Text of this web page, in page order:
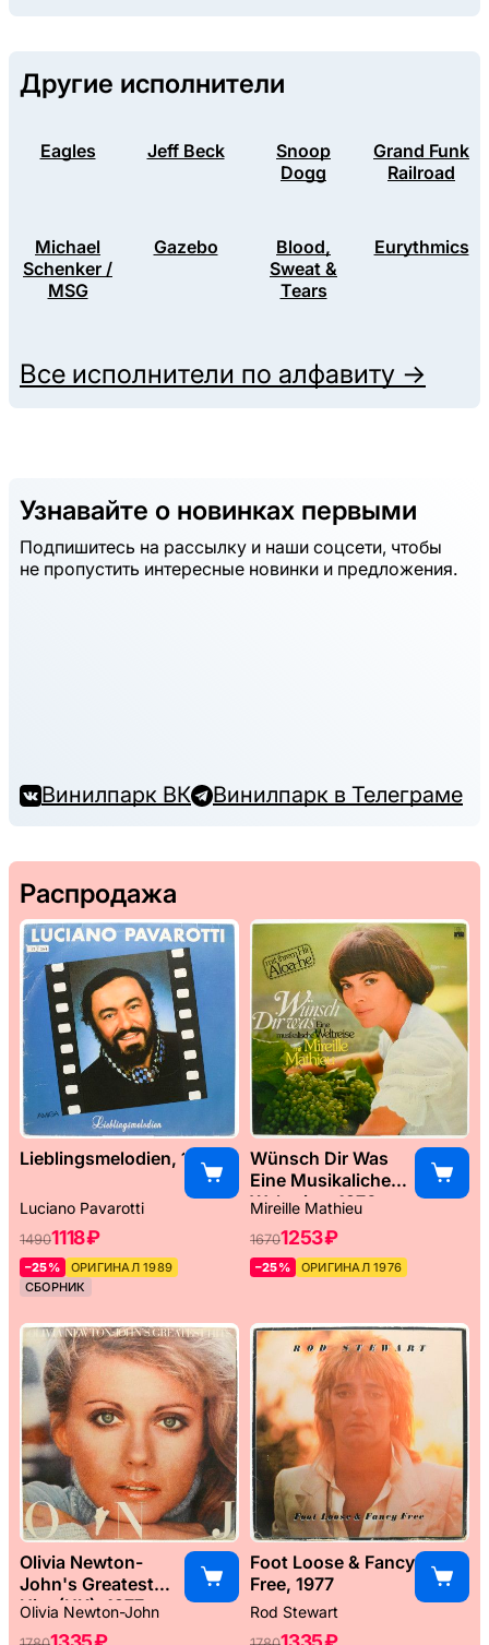
Другие исполнители
Eagles Jeff Beck
Snoop
Dogg
Grand Funk
Railroad
Michael
Schenker /
MSG
Gazebo
Blood,
Sweat &
Tears
Eurythmics
Все исполнители по алфавиту →
Узнавайте о новинках первыми
Подпишитесь на рассылку и наши соцсети, чтобы
не пропустить интересные новинки и предложения.
Винилпарк ВК Винилпарк в Телеграме
Распродажа
Lieblingsmelodien, 1989
Luciano Pavarotti
14901118 ₽
–25%
ОРИГИНАЛ 1989
СБОРНИК
Wünsch Dir Was
Eine Musikaliche
Weltreise, 1976
Mireille Mathieu
16701253 ₽
–25% ОРИГИНАЛ 1976
Olivia Newton-
John's Greatest
Hits (UK), 1977
Olivia Newton-John
Foot Loose & Fancy
Free, 1977
Rod Stewart